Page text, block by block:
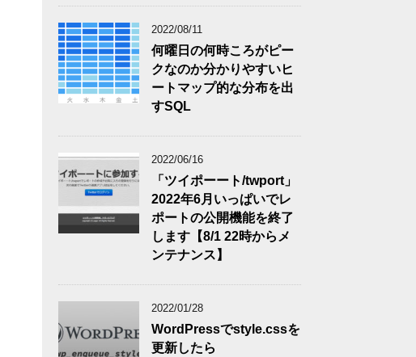
2022/08/11
何曜日の何時ころがピー
クなのか分かりやすいヒ
ートマップ的な分布を出
すSQL
2022/06/16
「ツイポーート/twport」
2022年6月いっぱいでレ
ポートの公開機能を終了
します【8/1 22時からメ
ンテナンス】
2022/01/28
WordPressでstyle.cssを
更新したら